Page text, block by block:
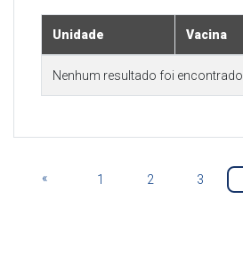
Unidade Vacina
Nenhum resultado foi encontrado.
« 1 2 3